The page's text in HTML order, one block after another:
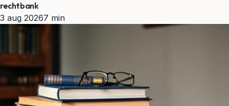
rechtbank
3 aug 20267 min